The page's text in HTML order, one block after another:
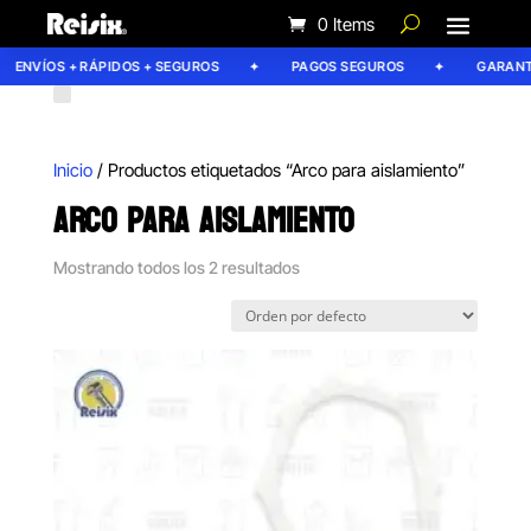
0 Items
ENVÍOS + RÁPIDOS + SEGUROS PAGOS SEGUROS
Inicio/ Productos etiquetados “Arco para aislamiento”
ARCO PARA AISLAMIENTO
Mostrando todos los 2 resultados